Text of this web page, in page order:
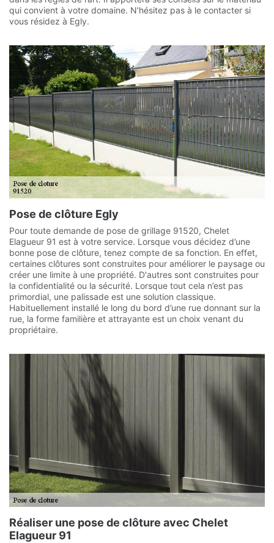
qui convient à votre domaine. N’hésitez pas à le contacter si
vous résidez à Egly.
Pose de clôture Egly
Pour toute demande de pose de grillage 91520, Chelet
Elagueur 91 est à votre service. Lorsque vous décidez d’une
bonne pose de clôture, tenez compte de sa fonction. En effet,
certaines clôtures sont construites pour améliorer le paysage ou
créer une limite à une propriété. D'autres sont construites pour
la confidentialité ou la sécurité. Lorsque tout cela n’est pas
primordial, une palissade est une solution classique.
Habituellement installé le long du bord d’une rue donnant sur la
rue, la forme familière et attrayante est un choix venant du
propriétaire.
Réaliser une pose de clôture avec Chelet
Elagueur 91